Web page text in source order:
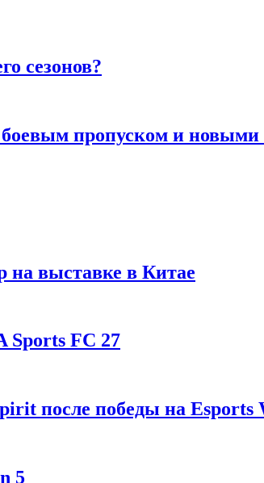
сезонов?
боевым пропуском и
на выставке в Китае
Sports FC 27
после победы на Esports
5